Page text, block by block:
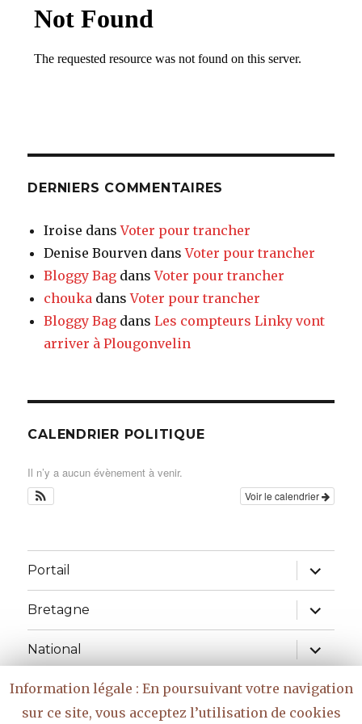
DERNIERS COMMENTAIRES
Iroise dansVoter pour trancher
Denise Bourven dansVoter pour trancher
Bloggy Bag dansVoter pour trancher
chouka dansVoter pour trancher
Bloggy Bag dansLes compteurs Linky vont
arriver à Plougonvelin
CALENDRIER POLITIQUE
Il n’y a aucun évènement à venir.
Voir le calendrier
Portail
ouvrir
le
sous-
menu
Bretagne
ouvrir
le
sous-
menu
National
ouvrir
le
menu
Réflexions
Information légale : En poursuivant votre navigation
sur ce site, vous acceptez l’utilisation de cookies